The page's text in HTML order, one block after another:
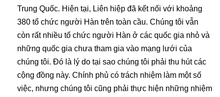
Trung Quốc. Hiện tại, Liên hiệp đã kết nối với khoảng
380 tổ chức người Hàn trên toàn cầu. Chúng tôi vẫn
còn rất nhiều tổ chức người Hàn ở các quốc gia nhỏ và
những quốc gia chưa tham gia vào mạng lưới của
chúng tôi. Đó là lý do tại sao chúng tôi phải thu hút các
cộng đồng này. Chính phủ có trách nhiệm làm một số
việc, nhưng chúng tôi cũng phải thực hiện những nhiệm